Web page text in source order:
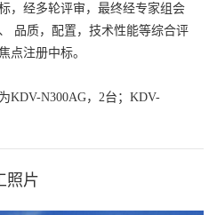
，经多轮评审，最终经专家组会
品质，配置，技术性能等综合评
点注册中标。
KDV-N300AG，2台；KDV-
照片